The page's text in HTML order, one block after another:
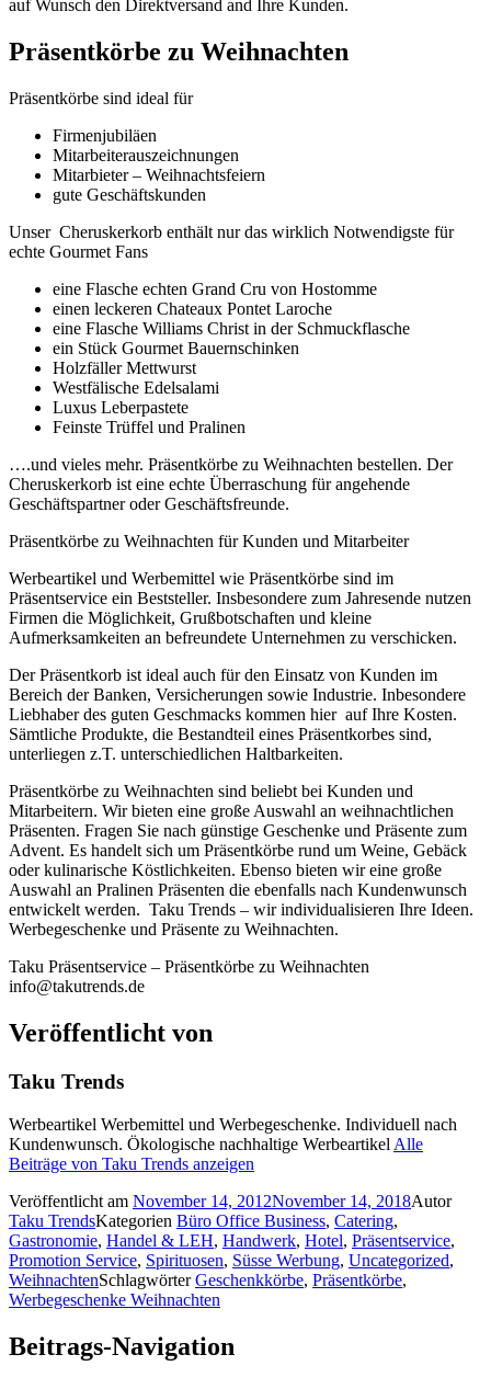
auf Wunsch den Direktversand and Ihre Kunden.
Präsentkörbe zu Weihnachten
Präsentkörbe sind ideal für
Firmenjubiläen
Mitarbeiterauszeichnungen
Mitarbieter – Weihnachtsfeiern
gute Geschäftskunden
Unser Cheruskerkorb enthält nur das wirklich Notwendigste für
echte Gourmet Fans
eine Flasche echten Grand Cru von Hostomme
einen leckeren Chateaux Pontet Laroche
eine Flasche Williams Christ in der Schmuckflasche
ein Stück Gourmet Bauernschinken
Holzfäller Mettwurst
Westfälische Edelsalami
Luxus Leberpastete
Feinste Trüffel und Pralinen
….und vieles mehr. Präsentkörbe zu Weihnachten bestellen. Der
Cheruskerkorb ist eine echte Überraschung für angehende
Geschäftspartner oder Geschäftsfreunde.
Präsentkörbe zu Weihnachten für Kunden und Mitarbeiter
Werbeartikel und Werbemittel wie Präsentkörbe sind im
Präsentservice ein Beststeller. Insbesondere zum Jahresende nutzen
Firmen die Möglichkeit, Grußbotschaften und kleine
Aufmerksamkeiten an befreundete Unternehmen zu verschicken.
Der Präsentkorb ist ideal auch für den Einsatz von Kunden im
Bereich der Banken, Versicherungen sowie Industrie. Inbesondere
Liebhaber des guten Geschmacks kommen hier auf Ihre Kosten.
Sämtliche Produkte, die Bestandteil eines Präsentkorbes sind,
unterliegen z.T. unterschiedlichen Haltbarkeiten.
Präsentkörbe zu Weihnachten sind beliebt bei Kunden und
Mitarbeitern. Wir bieten eine große Auswahl an weihnachtlichen
Präsenten. Fragen Sie nach günstige Geschenke und Präsente zum
Advent. Es handelt sich um Präsentkörbe rund um Weine, Gebäck
oder kulinarische Köstlichkeiten. Ebenso bieten wir eine große
Auswahl an Pralinen Präsenten die ebenfalls nach Kundenwunsch
entwickelt werden. Taku Trends – wir individualisieren Ihre Ideen.
Werbegeschenke und Präsente zu Weihnachten.
Taku Präsentservice – Präsentkörbe zu Weihnachten
info@takutrends.de
Veröffentlicht von
Taku Trends
Werbeartikel Werbemittel und Werbegeschenke. Individuell nach
Kundenwunsch. Ökologische nachhaltige Werbeartikel Alle
Beiträge von Taku Trends anzeigen
Veröffentlicht am November 14, 2012November 14, 2018Autor
Taku TrendsKategorien Büro Office Business, Catering,
Gastronomie, Handel & LEH, Handwerk, Hotel, Präsentservice,
Promotion Service, Spirituosen, Süsse Werbung, Uncategorized,
WeihnachtenSchlagwörterGeschenkkörbe, Präsentkörbe,
Werbegeschenke Weihnachten
Beitrags-Navigation